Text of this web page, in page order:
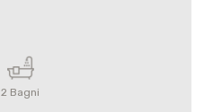
2 Bagni